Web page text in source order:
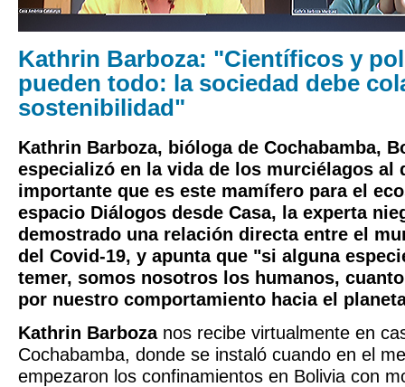
Kathrin Barboza: "Científicos y
pueden todo: la sociedad debe
sostenibilidad"
Kathrin Barboza, bióloga de Cochabamba,
especializó en la vida de los murciélagos al
importante que es este mamífero para el
espacio Diálogos desde Casa, la experta
demostrado una relación directa entre el
del Covid-19, y apunta que "si alguna
temer, somos nosotros los humanos,
por nuestro comportamiento hacia el
Kathrin Barbozanos recibe virtualmente en
Cochabamba, donde se instaló cuando en el
empezaron los confinamientos en Bolivia con